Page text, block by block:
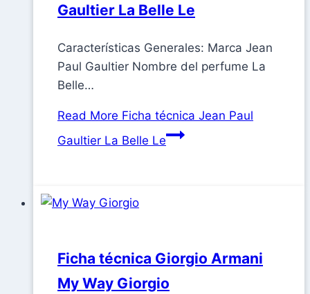
Gaultier La Belle Le
Características Generales: Marca Jean
Paul Gaultier Nombre del perfume La
Belle…
Read More Ficha técnica Jean Paul
Gaultier La Belle Le
Ficha técnica Giorgio Armani
My Way Giorgio